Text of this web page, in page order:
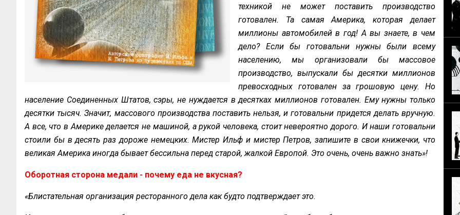
техникой не может поставить производство
готовален. Та самая Америка, которая делает
миллионы автомобилей в год! А вы знаете, в чем
дело? Если бы готовальни нужны были всему
населению, мы организовали бы массовое
производство, выпускали бы десятки миллионов
превосходных готовален за грошовую цену. Но
население Соединенных Штатов, сэры, не нуждается в десятках миллионов готовален. Ему нужны только
десятки тысяч. Значит, массового производства поставить нельзя, и готовальни придется делать вручную.
А все, что в Америке делается не машиной, а рукой человека, стоит невероятно дорого. И наши готовальни
стоили бы в десять раз дороже немецких. Мистер Ильф и мистер Петров, запишите в свои книжечки, что
великая Америка иногда бывает бессильна перед старой, жалкой Европой. Это очень, очень важно знать»!
Оборотная сторона медали - почему еда не вкусная?
«Блистательная организация ресторанного дела как будто подтверждает это.